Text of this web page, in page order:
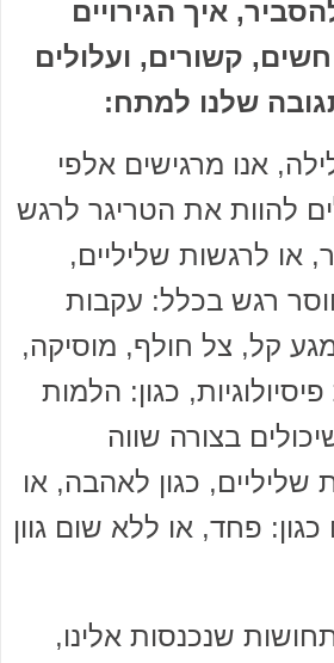
איך הגירויים
קשורים, ועלולים
שלנו למתח:
אנו מרגישים אלפי
להוות את הטריגר לרגש
או לרגשות שליליים,
רגש בכלל: עקבות
קל, צל חולף, מוסיקה,
כגון: הלמות
בצורה שווה
שליליים, כגון לאהבה, או
פחד, או ללא שום גוון
שנכנסות אלינו,